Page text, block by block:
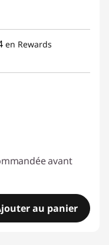
en Rewards
avant
au panier